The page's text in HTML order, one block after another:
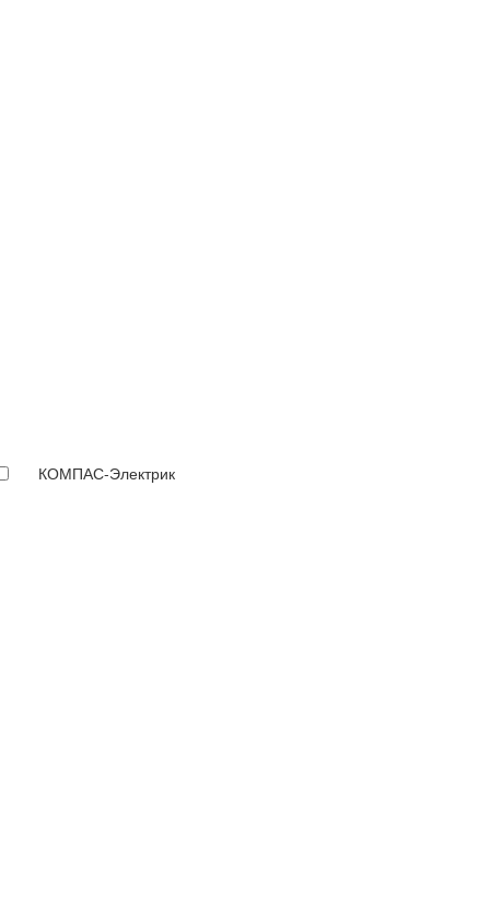
КОМПАС-Электрик